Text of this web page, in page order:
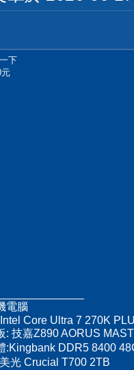
下
電腦
Core Ultra 7 270K
: 技嘉Z890 AORUS
:Kingbank DDR5 8400
光 Crucial T700 2TB